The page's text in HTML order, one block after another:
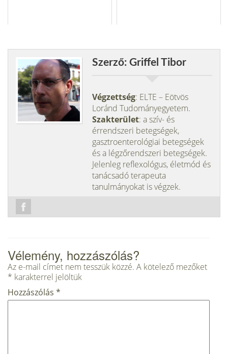
Szerző: Griffel Tibor
Végzettség: ELTE – Eötvös
Loránd Tudományegyetem.
Szakterület: a szív- és
érrendszeri betegségek,
gasztroenterológiai betegségek
és a légzőrendszeri betegségek.
Jelenleg reflexológus, életmód és
tanácsadó terapeuta
tanulmányokat is végzek.
Vélemény, hozzászólás?
Az e-mail címet nem tesszük közzé. A kötelező mezőket
* karakterrel jelöltük
Hozzászólás *